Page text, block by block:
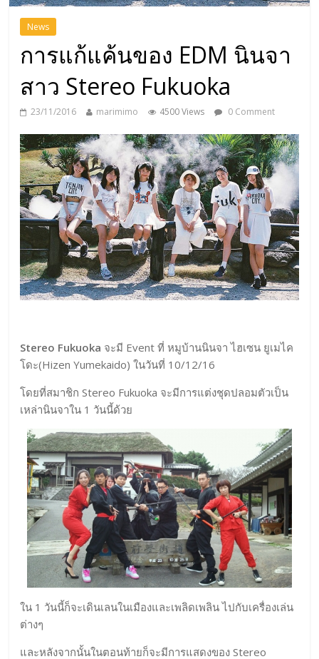
News
การแก้แค้นของ EDM นินจา
สาว Stereo Fukuoka
23/11/2016 marimimo 4500 Views 0 Comment
Stereo Fukuoka จะมี Event ที่ หมูบ้านนินจา ไฮเซน ยูเมไค
โดะ(Hizen Yumekaido) ในวันที่ 10/12/16
โดยที่สมาชิก Stereo Fukuoka จะมีการแต่งชุดปลอมตัวเป็น
เหล่านินจาใน 1 วันนี้ด้วย
ใน 1 วันนี้ก็จะเดินเลนในเมืองและเพลิดเพลิน ไปกับเครื่องเล่น
ต่างๆ
และหลังจากนั้นในตอนท้ายก็จะมีการแสดงของ Stereo